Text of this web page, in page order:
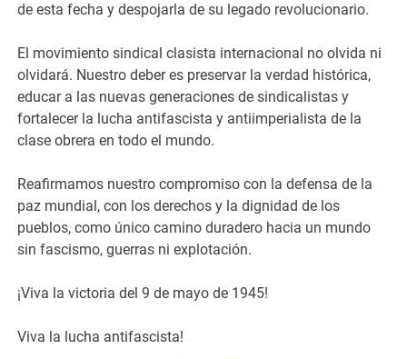
de esta fecha y despojarla de su legado revolucionario.
El movimiento sindical clasista internacional no olvida ni
olvidará. Nuestro deber es preservar la verdad histórica,
educar a las nuevas generaciones de sindicalistas y
fortalecer la lucha antifascista y antiimperialista de la
clase obrera en todo el mundo.
Reafirmamos nuestro compromiso con la defensa de la
paz mundial, con los derechos y la dignidad de los
pueblos, como único camino duradero hacia un mundo
sin fascismo, guerras ni explotación.
¡Viva la victoria del 9 de mayo de 1945!
Viva la lucha antifascista!